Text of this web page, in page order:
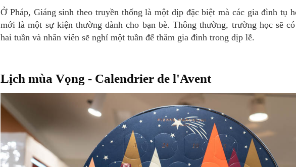
Ở Pháp, Giáng sinh theo truyền thống là một dịp đặc biệt mà các gia đình tụ họp. Mặt khác, năm
mới là một sự kiện thường dành cho bạn bè. Thông thường, trường học sẽ
hai tuần và nhân viên sẽ nghỉ một tuần để thăm gia đình trong dịp lễ.
Lịch mùa Vọng - Calendrier de l'Avent